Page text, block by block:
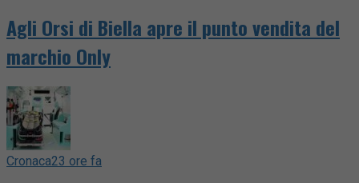
Agli Orsi di Biella apre il punto vendita del
marchio Only
Cronaca23 ore fa